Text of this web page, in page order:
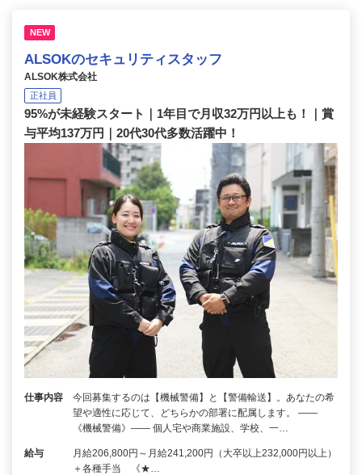
NEW
ALSOKのセキュリティスタッフ
ALSOK株式会社
正社員
95%が未経験スタート｜1年目で月収32万円以上も！｜賞
与平均137万円｜20代30代多数活躍中！
仕事内容
今回募集するのは【機械警備】と【警備輸送】。あなたの希
望や適性に応じて、どちらかの部署に配属します。 ――
《機械警備》―― 個人宅や商業施設、学校、一…
給与
月給206,800円～月給241,200円（大卒以上232,000円以上）
＋各種手当 《★…